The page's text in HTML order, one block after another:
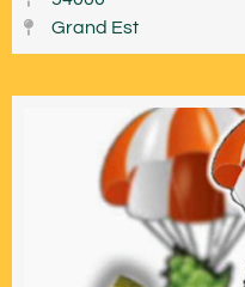
Grand Est